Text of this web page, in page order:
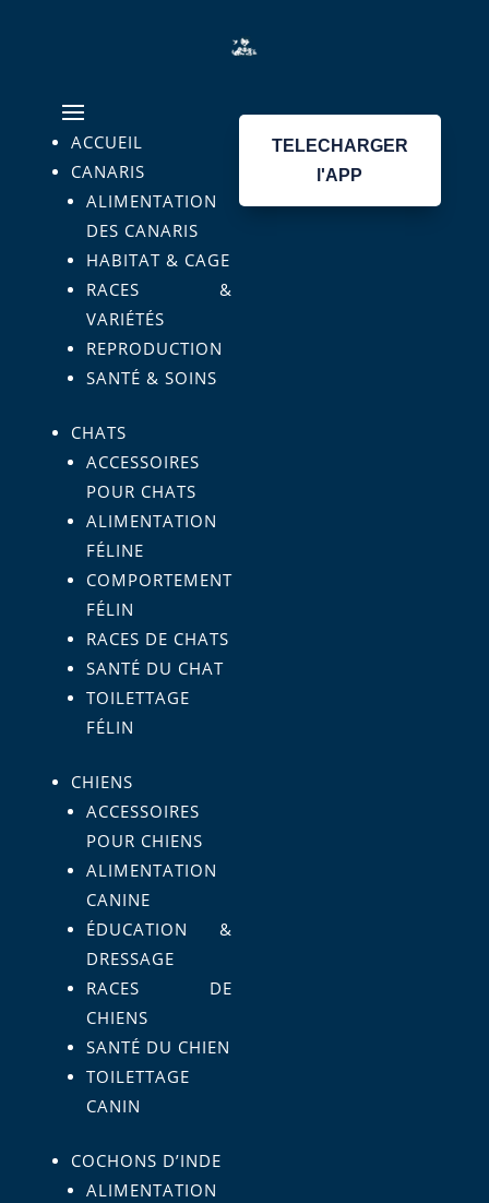
ACCUEIL
CANARIS
ALIMENTATION
DES CANARIS
HABITAT & CAGE
RACES &
VARIÉTÉS
REPRODUCTION
SANTÉ & SOINS
CHATS
ACCESSOIRES
POUR CHATS
ALIMENTATION
FÉLINE
COMPORTEMENT
FÉLIN
RACES DE CHATS
SANTÉ DU CHAT
TOILETTAGE
FÉLIN
CHIENS
ACCESSOIRES
POUR CHIENS
ALIMENTATION
CANINE
ÉDUCATION &
DRESSAGE
RACES DE
CHIENS
SANTÉ DU CHIEN
TOILETTAGE
CANIN
COCHONS D’INDE
ALIMENTATION
TELECHARGER
l'APP